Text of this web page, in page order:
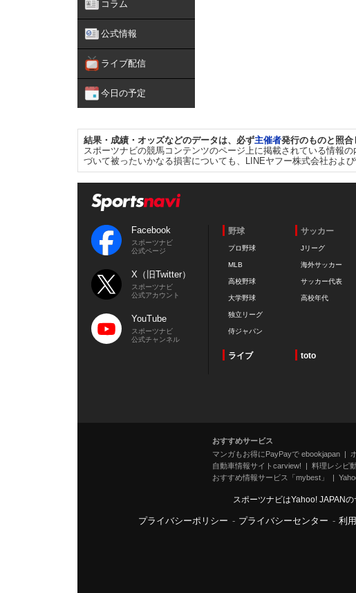
コラム
公式情報
ライブ配信
今日の予定
結果・成績・オッズなどのデータは、必ず主催者発行のものと照合
スポーツナビの競馬コンテンツのページ上に掲載されている情報
づいて被ったいかなる損害についても、LINEヤフー株式会社およ
Facebook
スポーツナビ
公式ページ
X（旧Twitter）
スポーツナビ
公式アカウント
YouTube
スポーツナビ
公式チャンネル
野球
プロ野球
MLB
高校野球
大学野球
独立リーグ
侍ジャパン
サッカー
Jリーグ
海外サッカー
サッカー代表
高校年代
ライブ toto
おすすめサービス
マンガもお得にPayPayで ebookjapan
自動車情報サイトcarview!
料理レシピ
おすすめ情報サービス「mybest」
スポーツナビはYahoo! JAPAN
プライバシーポリシー - プライバシーセンター - 利